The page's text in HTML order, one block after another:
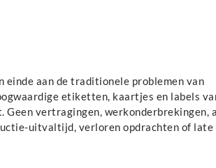
aan de traditionele problemen van
etiketten, kaartjes en labels
Geen vertragingen, werkonderbrekingen,
uitvaltijd, verloren opdrachten of late